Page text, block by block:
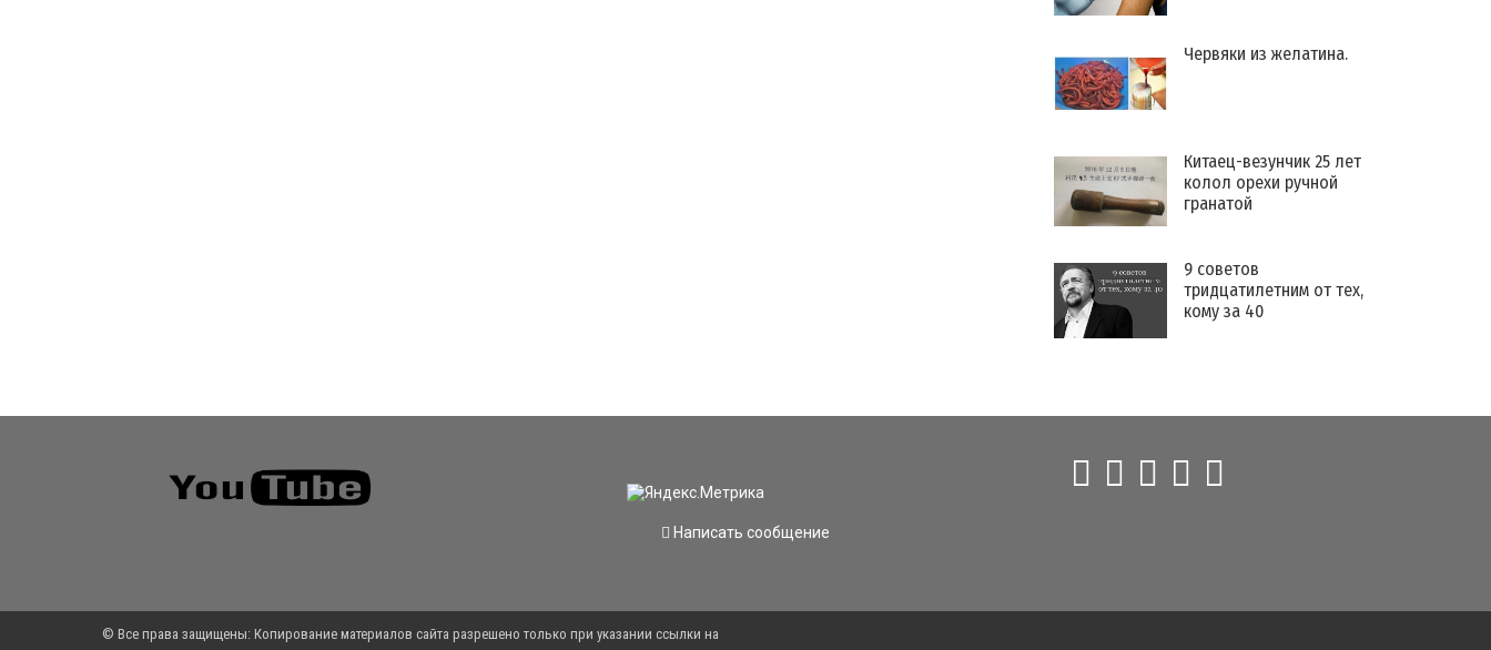
Червяки из желатина.
Китаец-везунчик 25 лет
колол орехи ручной
гранатой
9 советов
тридцатилетним от тех,
кому за 40
Написать сообщение
© Все права защищены: Копирование материалов сайта разрешено только при указании ссылки на